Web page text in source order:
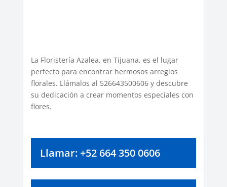
La Floristería Azalea, en Tijuana, es el lugar
perfecto para encontrar hermosos arreglos
florales. Llámalos al 526643500606 y descubre
su dedicación a crear momentos especiales con
flores.
Llamar: +52 664 350 0606